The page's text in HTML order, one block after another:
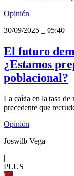
Opinión
30/09/2025
05:40
El futuro
¿Estamos
poblacional?
La caída en la tasa de
precedente que
Opinión
Joswilb Vega
|
PLUS